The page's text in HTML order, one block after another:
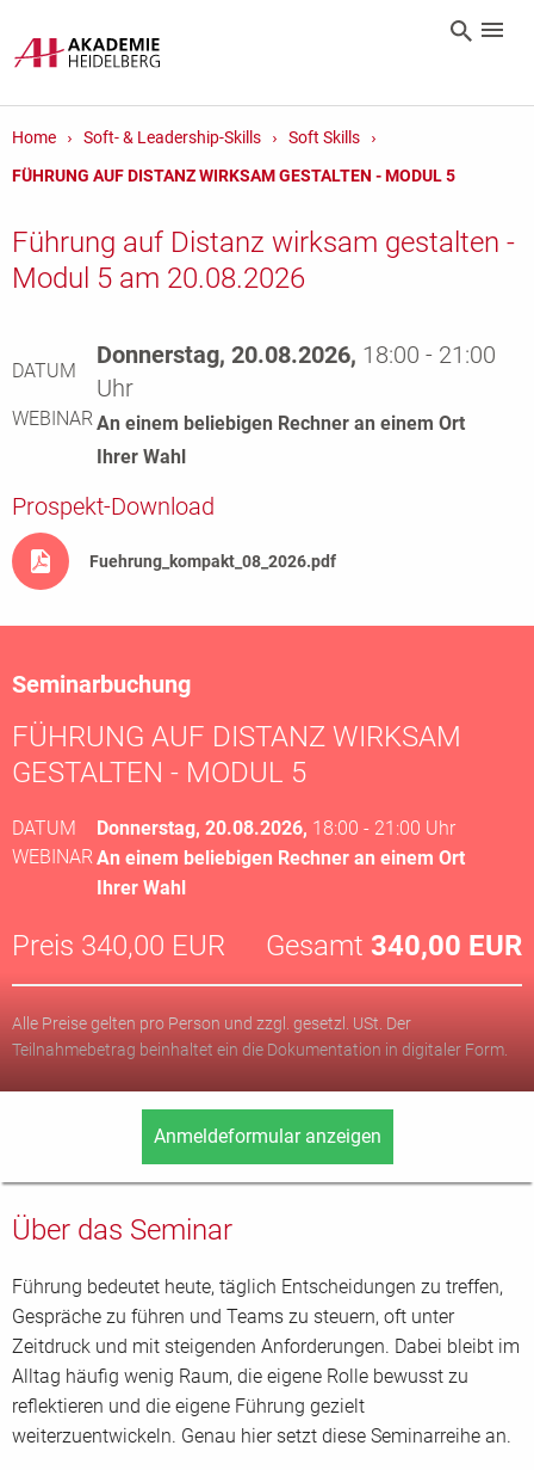
Home Soft- & Leadership-Skills
Soft Skills
FÜHRUNG AUF DISTANZ WIRKSAM GESTALTEN - MODUL 5
Führung auf Distanz wirksam gestalten -
Modul 5 am 20.08.2026
DATUM
Donnerstag, 20.08.2026, 18:00 - 21:00
Uhr
WEBINARAn einem beliebigen Rechner an einem Ort
Ihrer Wahl
Prospekt-Download
Fuehrung_kompakt_08_2026.pdf
Seminarbuchung
FÜHRUNG AUF DISTANZ WIRKSAM
GESTALTEN - MODUL 5
DATUM Donnerstag, 20.08.2026, 18:00 - 21:00 Uhr
WEBINARAn einem beliebigen Rechner an einem Ort
Ihrer Wahl
Preis 340,00 EUR Gesamt 340,00 EUR
Alle Preise gelten pro Person und zzgl. gesetzl. USt. Der
Teilnahmebetrag beinhaltet ein die Dokumentation in digitaler Form.
Kombiangebote für "Kombibuchung: Führung
Sich selbst klar führen und wirksam handeln - Modul 1
Einzelpreis340,- EUR
Preis bei Kombibuchung: 1350,- EUR
Gespräche sicher führen und klar kommunizieren - Modul 2
Anmeldeformular anzeigen
Über das Seminar
Führung bedeutet heute, täglich Entscheidungen zu treffen,
Gespräche zu führen und Teams zu steuern, oft unter
Zeitdruck und mit steigenden Anforderungen. Dabei bleibt im
Alltag häufig wenig Raum, die eigene Rolle bewusst zu
reflektieren und die eigene Führung gezielt
weiterzuentwickeln. Genau hier setzt diese Seminarreihe an.